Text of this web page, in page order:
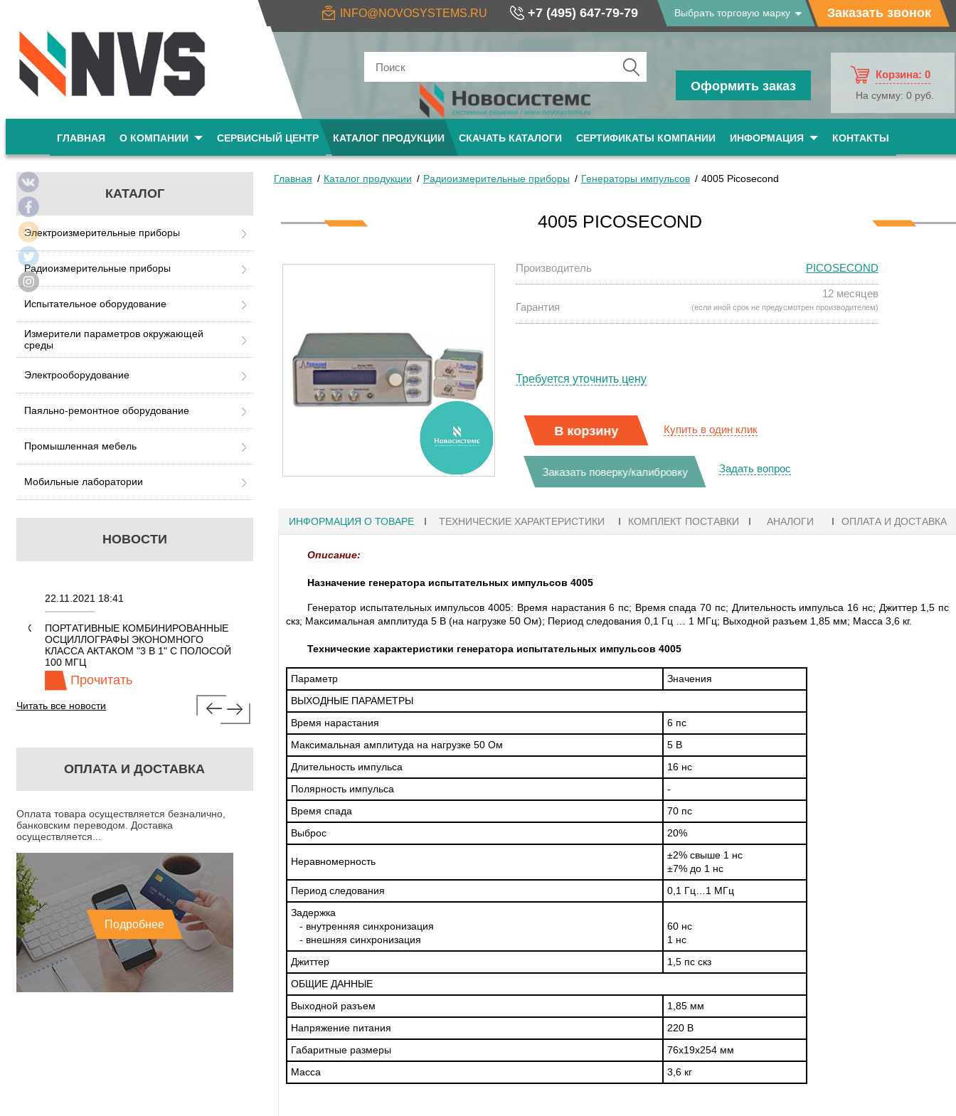
INFO@NOVOSYSTEMS.RU +7 (495) 647-79-79 Выбрать торговую марку Заказать звонок
Оформить заказ
Корзина: 0
На сумму: 0 руб.
ГЛАВНАЯ О КОМПАНИИ СЕРВИСНЫЙ ЦЕНТР КАТАЛОГ ПРОДУКЦИИ СКАЧАТЬ КАТАЛОГИ СЕРТИФИКАТЫ КОМПАНИИ ИНФОРМАЦИЯ КОНТАКТЫ
КАТАЛОГ
Электроизмерительные приборы
Радиоизмерительные приборы
Испытательное оборудование
Измерители параметров окружающей
среды
Электрооборудование
Паяльно-ремонтное оборудование
Промышленная мебель
Мобильные лаборатории
НОВОСТИ
22.11.2021 18:41
ПОРТАТИВНЫЕ КОМБИНИРОВАННЫЕ
ОСЦИЛЛОГРАФЫ ЭКОНОМНОГО
КЛАССА АКТАКОМ "3 В 1" С ПОЛОСОЙ
100 МГЦ
Прочитать
ОСЦИЛЛОГРАФЫ KEYSIGHT
Прочитать
В НАЛИЧИИ! ZVH8, АНАЛИЗАТОР
(ГОСРЕЕСТР РФ)
Читать все новости
ОПЛАТА И ДОСТАВКА
Оплата товара осуществляется безналично,
банковским переводом. Доставка
осуществляется...
Подробнее
Главная Каталог продукции Радиоизмерительные приборы Генераторы импульсов 4005 Picosecond
4005 PICOSECOND
Производитель PICOSECOND
Гарантия
12 месяцев
(если иной срок не предусмотрен производителем)
Требуется уточнить цену
В корзину Купить в один клик
Заказать поверку/калибровку Задать вопрос
ИНФОРМАЦИЯ О ТОВАРЕ ТЕХНИЧЕСКИЕ ХАРАКТЕРИСТИКИ КОМПЛЕКТ ПОСТАВКИ АНАЛОГИ ОПЛАТА И ДОСТАВКА
Описание:
Назначение генератора испытательных импульсов 4005
Генератор испытательных импульсов 4005: Время нарастания 6 пс; Время спада 70 пс; Длительность импульса 16 нс; Джиттер 1,5 пс
скз; Максимальная амплитуда 5 В (на нагрузке 50 Ом); Период следования 0,1 Гц … 1 МГц; Выходной разъем 1,85 мм; Масса 3,6 кг.
Технические характеристики генератора испытательных импульсов 4005
Параметр
Значения
ВЫХОДНЫЕ ПАРАМЕТРЫ
Время нарастания
6 пс
Максимальная амплитуда на нагрузке 50 Ом
5 В
Длительность импульса
16 нс
Полярность импульса
-
Время спада
70 пс
Выброс
20%
Неравномерность
±2% свыше 1 нс
±7% до 1 нс
Период следования
0,1 Гц…1 МГц
Задержка
- внутренняя синхронизация
- внешняя синхронизация
60 нс
1 нс
Джиттер
1,5 пс скз
ОБЩИЕ ДАННЫЕ
Выходной разъем
1,85 мм
Напряжение питания
220 В
Габаритные размеры
76х19х254 мм
Масса
3,6 кг